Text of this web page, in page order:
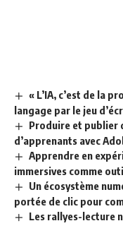
« L’IA, c’est de la
langage par le jeu
Produire et publier
d’apprenants avec
Apprendre en
immersives comme
Un écosystème
portée de clic pour
Les rallyes-lecture